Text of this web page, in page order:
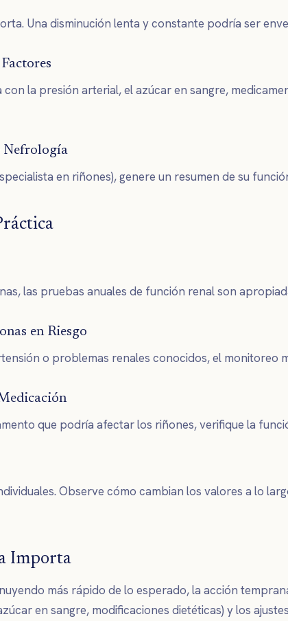
Una disminución lenta y constante podría ser
la presión arterial, el azúcar en sangre,
Nefrología
en riñones), genere un resumen de su
las pruebas anuales de función renal son
en Riesgo
o problemas renales conocidos, el monitoreo
que podría afectar los riñones, verifique la
Observe cómo cambian los valores a lo
Importa
más rápido de lo esperado, la acción
en sangre, modificaciones dietéticas) y los